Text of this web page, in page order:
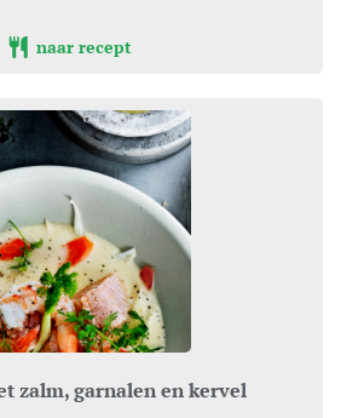
naar recept
zalm, garnalen en kervel